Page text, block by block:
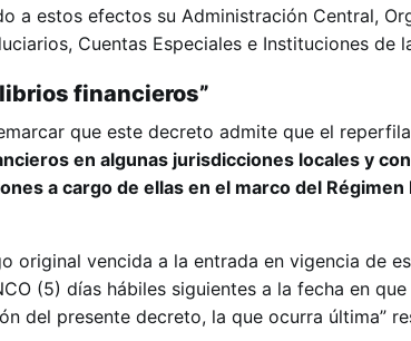
a estos efectos su Administración Central,
Cuentas Especiales e Instituciones de
financieros”
que este decreto admite que el
en algunas jurisdicciones locales y
a cargo de ellas en el marco del Régimen
original vencida a la entrada en vigencia de
(5) días hábiles siguientes a la fecha en que
del presente decreto, la que ocurra última”